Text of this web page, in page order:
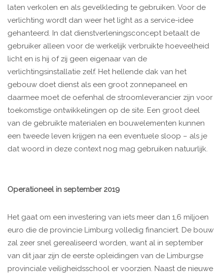
laten verkolen en als gevelkleding te gebruiken. Voor de
verlichting wordt dan weer het light as a service-idee
gehanteerd. In dat dienstverleningsconcept betaalt de
gebruiker alleen voor de werkelijk verbruikte hoeveelheid
licht en is hij of zij geen eigenaar van de
verlichtingsinstallatie zelf. Het hellende dak van het
gebouw doet dienst als een groot zonnepaneel en
daarmee moet de oefenhal de stroomleverancier zijn voor
toekomstige ontwikkelingen op de site. Een groot deel
van de gebruikte materialen en bouwelementen kunnen
een tweede leven krijgen na een eventuele sloop – als je
dat woord in deze context nog mag gebruiken natuurlijk.
Operationeel in september 2019
Het gaat om een investering van iets meer dan 1,6 miljoen
euro die de provincie Limburg volledig financiert. De bouw
zal zeer snel gerealiseerd worden, want al in september
van dit jaar zijn de eerste opleidingen van de Limburgse
provinciale veiligheidsschool er voorzien. Naast de nieuwe